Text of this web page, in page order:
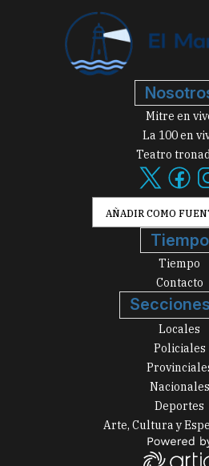
Mitre en
La 100 en
Teatro
AÑADIR COMO
Tiempo
Tiempo
Contacto
Secciones
Locales
Policiales
Nacionales
Deportes
Arte, Cultura y